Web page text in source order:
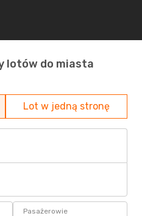
lotów do miasta
Lot w jedną stronę
Pasażerowie